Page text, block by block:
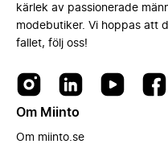
kärlek av passionerade
modebutiker. Vi hoppas att
fallet, följ oss!
Om Miinto
Om miinto.se